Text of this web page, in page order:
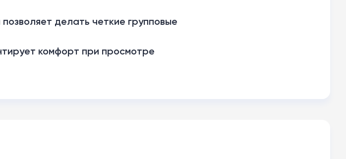
делать четкие групповые
комфорт при просмотре